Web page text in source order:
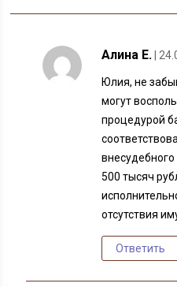
Алина Е. |
Юлия, не
могут
процедурой
внесудебного
500 тысяч
отсутствия
Ответить